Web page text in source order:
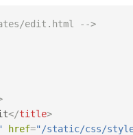
edit.html -->
</title>
href="/static/css/